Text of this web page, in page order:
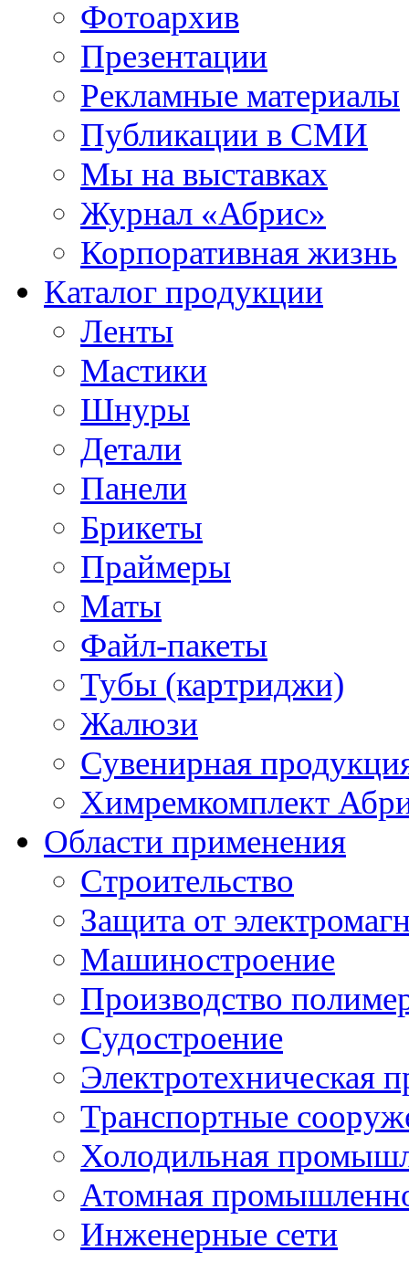
Фотоархив
Презентации
Рекламные материалы
Публикации в СМИ
Мы на выставках
Журнал «Абрис»
Корпоративная жизнь
Каталог продукции
Ленты
Мастики
Шнуры
Детали
Панели
Брикеты
Праймеры
Маты
Файл-пакеты
Тубы (картриджи)
Жалюзи
Сувенирная
Химремкомплект
Области применения
Строительство
Защита от
Машиностроение
Производство
Судостроение
Электротехническая
Транспортные
Холодильная
Атомная
Инженерные сети